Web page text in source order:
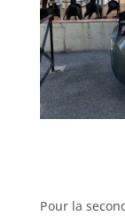
Pour la